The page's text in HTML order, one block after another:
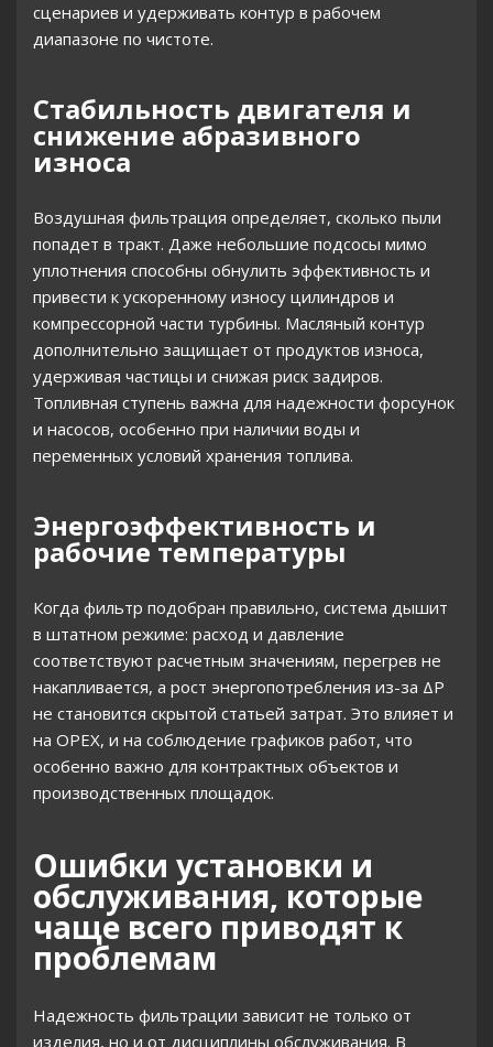
сценариев и удерживать контур в рабочем
диапазоне по чистоте.
Стабильность двигателя и
снижение абразивного
износа
Воздушная фильтрация определяет, сколько пыли
попадет в тракт. Даже небольшие подсосы мимо
уплотнения способны обнулить эффективность и
привести к ускоренному износу цилиндров и
компрессорной части турбины. Масляный контур
дополнительно защищает от продуктов износа,
удерживая частицы и снижая риск задиров.
Топливная ступень важна для надежности форсунок
и насосов, особенно при наличии воды и
переменных условий хранения топлива.
Энергоэффективность и
рабочие температуры
Когда фильтр подобран правильно, система дышит
в штатном режиме: расход и давление
соответствуют расчетным значениям, перегрев не
накапливается, а рост энергопотребления из-за ΔP
не становится скрытой статьей затрат. Это влияет и
на OPEX, и на соблюдение графиков работ, что
особенно важно для контрактных объектов и
производственных площадок.
Ошибки установки и
обслуживания, которые
чаще всего приводят к
проблемам
Надежность фильтрации зависит не только от
изделия, но и от дисциплины обслуживания. В